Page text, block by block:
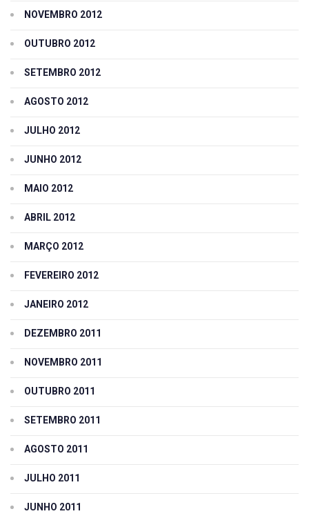
NOVEMBRO 2012
OUTUBRO 2012
SETEMBRO 2012
AGOSTO 2012
JULHO 2012
JUNHO 2012
MAIO 2012
ABRIL 2012
MARÇO 2012
FEVEREIRO 2012
JANEIRO 2012
DEZEMBRO 2011
NOVEMBRO 2011
OUTUBRO 2011
SETEMBRO 2011
AGOSTO 2011
JULHO 2011
JUNHO 2011